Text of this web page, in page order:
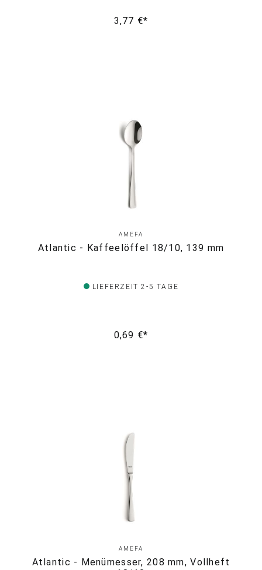
3,77 €*
AMEFA
Atlantic - Kaffeelöffel 18/10, 139 mm
LIEFERZEIT 2-5 TAGE
0,69 €*
AMEFA
Atlantic - Menümesser, 208 mm, Vollheft